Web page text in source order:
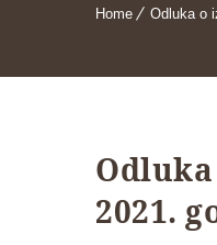
Home Odluka o
2021.